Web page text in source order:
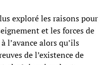
exploré les raisons pour
et les forces de
l’avance alors qu’ils
de l’existence de